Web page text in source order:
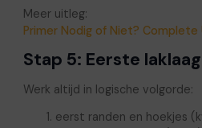
Meer uitleg:
Primer Nodig of Niet?
Stap 5: Eerste
Werk altijd in logische volgorde:
eerst randen en hoekjes